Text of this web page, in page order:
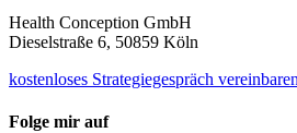
Health Conception GmbH
Dieselstraße 6, 50859 Köln
kostenloses Strategiegespräch vereinbaren
Folge mir auf